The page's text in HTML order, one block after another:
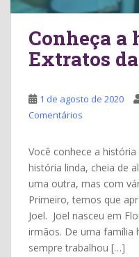
Conheça a
Extratos
1 de agosto de 2020
Comentários
Você conhece a
história linda, cheia de
uma outra, mas com
Primeiro, temos que
Joel. Joel nasceu em
irmãos. De uma família
sempre trabalhou […]